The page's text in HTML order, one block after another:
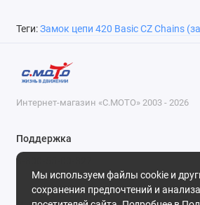
Теги:Замок цепи 420 Basic CZ Chains
Мы используем файлы cookie и
сохранения предпочтений и
Интернет-магазин «С.МОТО» 2003 - 2026
Поддержка
8-800-55-00-327
Будни, с 09-30 до 18-30